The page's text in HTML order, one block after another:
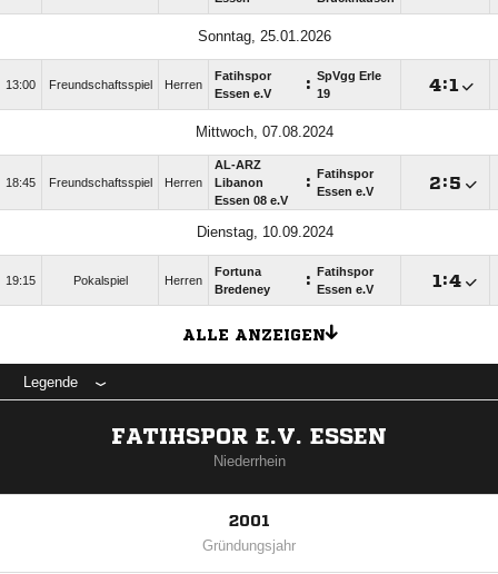
Sonntag, 25.01.2026
13:00 Freundschaftsspiel Herren
Fatihspor
Essen e.V
: SpVgg Erle
19
:
Mittwoch, 07.08.2024
18:45 Freundschaftsspiel Herren
AL-ARZ
Libanon
Essen 08 e.V
:
Fatihspor
Essen e.V
:
Dienstag, 10.09.2024
19:15 Pokalspiel Herren
Fortuna
Bredeney
:
Fatihspor
Essen e.V
:
ALLE ANZEIGEN
Legende
FATIHSPOR E.V. ESSEN
Niederrhein
2001
Gründungsjahr